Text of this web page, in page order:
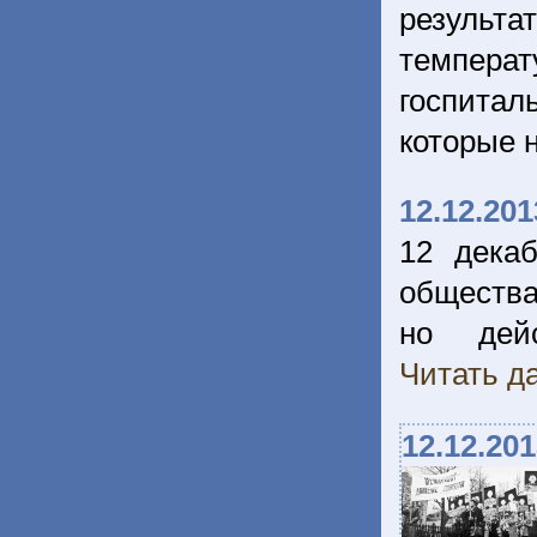
которые
12
но
Читать